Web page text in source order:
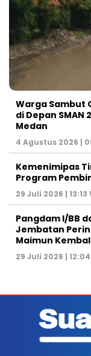
Warga Sambut
di Depan SMAN
Medan
4 Agustus 2026 |
Kemenimipas
Program
29 Juli 2026 | 13:13
Pangdam I/BB
Jembatan
Maimun
29 Juli 2026 |